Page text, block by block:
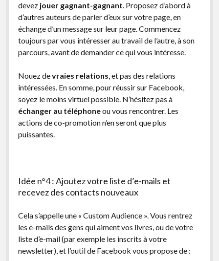
devez jouer gagnant-gagnant. Proposez d’abord à
d’autres auteurs de parler d’eux sur votre page, en
échange d’un message sur leur page. Commencez
toujours par vous intéresser au travail de l’autre, à son
parcours, avant de demander ce qui vous intéresse.
Nouez devraies relations, et pas des relations
intéressées. En somme, pour réussir sur Facebook,
soyez le moins virtuel possible. N’hésitez pas à
échanger au téléphoneou vous rencontrer. Les
actions de co-promotion n’en seront que plus
puissantes.
Idée n°4 : Ajoutez votre liste d’e-mails et
recevez des contacts nouveaux
Cela s’appelle une « Custom Audience ». Vous rentrez
les e-mails des gens qui aiment vos livres, ou de votre
liste d’e-mail (par exemple les inscrits à votre
newsletter), et l’outil de Facebook vous propose de :